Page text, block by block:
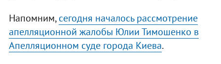
Напомним,сегодня началось рассмотрение
апелляционной жалобы Юлии Тимошенко в
Апелляционном суде города Киева.